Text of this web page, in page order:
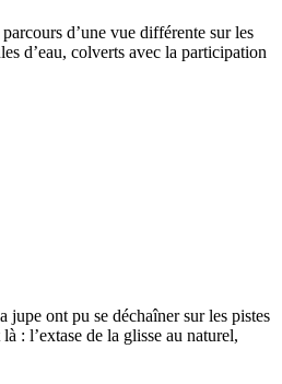
d’une vue différente sur les
d’eau, colverts avec la participation
ont pu se déchaîner sur les pistes
: l’extase de la glisse au naturel,